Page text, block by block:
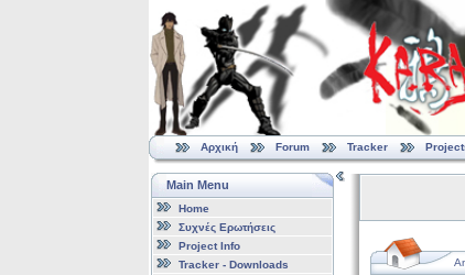
Αρχική Forum Tracker
Main Menu
Home
Συχνές Ερωτήσεις
Project Info
Tracker - Downloads